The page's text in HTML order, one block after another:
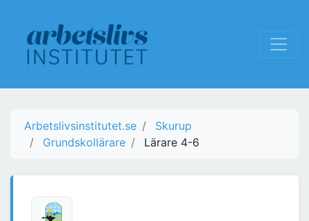
Arbetslivsinstitutet.se
Skurup
Grundskollärare
Lärare 4-6